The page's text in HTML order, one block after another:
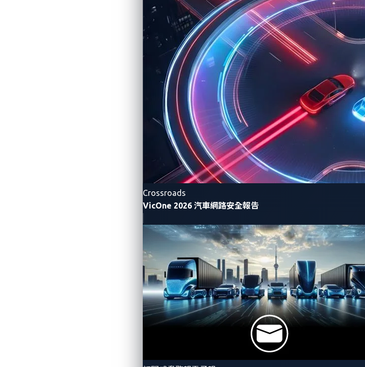
Crossroads
VicOne 2026 汽車網路安全報告
在 24 小時內辨識出「被利用」的漏洞
實務上這極爲困難，主要是因為：難以掌握漏洞是否正被利用、缺乏針對
流程或手動事件處理流程不夠完整。若是沒有創新的威脅情報以及自動化檢
漏洞、修補管理、與事件回應
在整個汽車的產品生命週期中持續偵測、揭露和漏洞修復需要投入龐大的精
供應鏈網路安全的可視性不足
如果無法清楚掌握第三方的網路安全實踐程度，就很難明確釐清合規責任
一站式平台簡化 CRA 合規流程
要滿足CRA要求，企業需建置一套能夠結合「漏洞管理」與「SBOM 管理」的系
這個系統的關鍵功能包含：
自動漏洞偵測與優先排序
自動產生SBOM與管理自動產出並持續更新SBOM，並對照已知 CVE（公開
汽車威脅情報系統用於早期預警建構於即時更新的汽車 威脅情報
平台之上，
攻擊路徑，協助清楚了解威脅的來源和發展方向。
拆穿供應鏈元件中隱藏的軟體風險自動辨識第三方元件中具數位元素的產品
隆重推出－一個集漏洞管理、SBOM 管理和汽車威脅情報
助您加速合規之路—降低風險、加快產品上市時間並贏得歐洲市場的信任。